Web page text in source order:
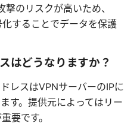
のリスクが高いため、
することでデータを保護
はどうなりますか？
レスはVPNサーバーのIPに
す。提供元によってはリー
要です。